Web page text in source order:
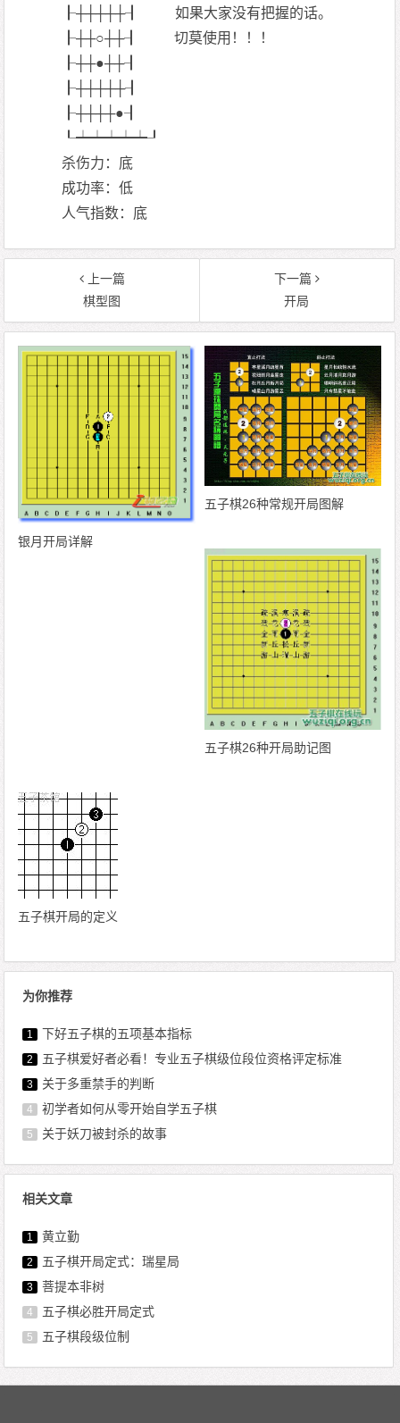
┠┼┼┼┼┼┨ 如果大家没有把握的话。
┠┼┼○┼┼┨ 切莫使用！！！
┠┼┼●┼┼┨
┠┼┼┼┼┼┨
┠┼┼┼┼●┨
┖┷┷┷┷┷┚
杀伤力：底
成功率：低
人气指数：底
上一篇
棋型图
下一篇
开局
银月开局详解
五子棋26种常规开局图解
五子棋26种开局助记图
五子棋开局的定义
为你推荐
1 下好五子棋的五项基本指标
2 五子棋爱好者必看！专业五子棋级位段位资格评定标准
3 关于多重禁手的判断
4 初学者如何从零开始自学五子棋
5 关于妖刀被封杀的故事
相关文章
1 黄立勤
2 五子棋开局定式：瑞星局
3 菩提本非树
4 五子棋必胜开局定式
5 五子棋段级位制
文章导航